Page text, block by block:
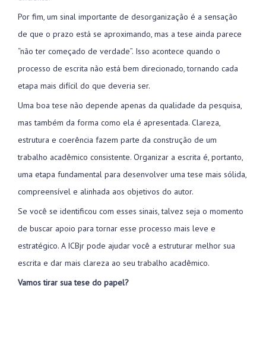
Por fim, um sinal importante de desorganização é a sensação
de que o prazo está se aproximando, mas a tese ainda parece
“não ter começado de verdade”. Isso acontece quando o
processo de escrita não está bem direcionado, tornando cada
etapa mais difícil do que deveria ser.
Uma boa tese não depende apenas da qualidade da pesquisa,
mas também da forma como ela é apresentada. Clareza,
estrutura e coerência fazem parte da construção de um
trabalho acadêmico consistente. Organizar a escrita é, portanto,
uma etapa fundamental para desenvolver uma tese mais sólida,
compreensível e alinhada aos objetivos do autor.
Se você se identificou com esses sinais, talvez seja o momento
de buscar apoio para tornar esse processo mais leve e
estratégico. A ICBjr pode ajudar você a estruturar melhor sua
escrita e dar mais clareza ao seu trabalho acadêmico.
Vamos tirar sua tese do papel?